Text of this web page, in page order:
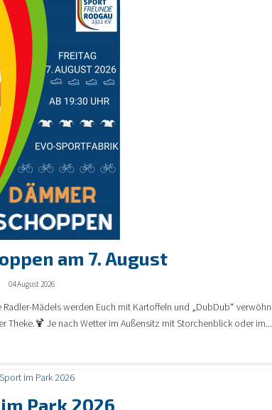
am 7. August
04 August 2026
Mädels werden Euch mit Kartoffeln und „DubDub“
Theke.🍹 Je nach Wetter im Außensitz mit Storchenblick oder im...
Park 2026